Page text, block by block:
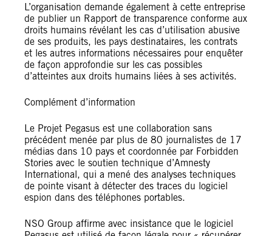
L’organisation demande également à cette entreprise
de publier un Rapport de transparence conforme aux
droits humains révélant les cas d’utilisation abusive
de ses produits, les pays destinataires, les contrats
et les autres informations nécessaires pour enquêter
de façon approfondie sur les cas possibles
d’atteintes aux droits humains liées à ses activités.
Complément d’information
Le Projet Pegasus est une collaboration sans
précédent menée par plus de 80 journalistes de 17
médias dans 10 pays et coordonnée par Forbidden
Stories avec le soutien technique d’Amnesty
International, qui a mené des analyses techniques
de pointe visant à détecter des traces du logiciel
espion dans des téléphones portables.
NSO Group affirme avec insistance que le logiciel